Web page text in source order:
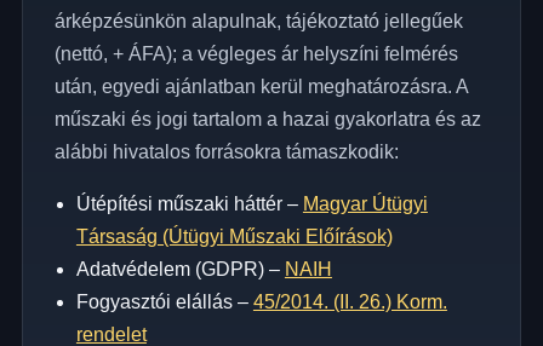
árképzésünkön alapulnak, tájékoztató jellegűek
(nettó, + ÁFA); a végleges ár helyszíni felmérés
után, egyedi ajánlatban kerül meghatározásra. A
műszaki és jogi tartalom a hazai gyakorlatra és az
alábbi hivatalos forrásokra támaszkodik:
Útépítési műszaki háttér – Magyar Útügyi
Társaság (Útügyi Műszaki Előírások)
Adatvédelem (GDPR) – NAIH
Fogyasztói elállás – 45/2014. (II. 26.) Korm.
rendelet